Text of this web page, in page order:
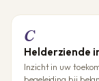
C
Helderziende
Inzicht in uw
begeleiding bij